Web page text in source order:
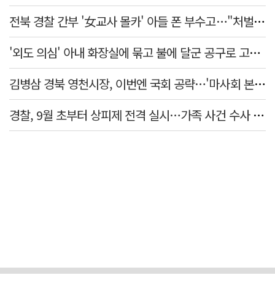
전북 경찰 간부 '女교사 몰카' 아들 폰 부수고…"처벌 못하는 사안" 내부망에 글
'외도 의심' 아내 화장실에 묶고 불에 달군 공구로 고문…남편 검거
김병삼 경북 영천시장, 이번엔 국회 공략…'마사회 본사 이전·광역교통망 확충' 요청
경찰, 9월 초부터 상피제 전격 실시…가족 사건 수사 못해